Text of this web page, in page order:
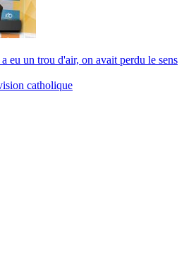
eu un trou d'air, on avait perdu le sens
catholique